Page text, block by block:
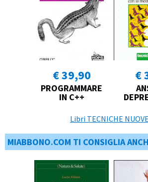
€ 39,90
PROGRAMMARE
IN C++
€
Libri TECNICHE
MIABBONO.COM TI CONSIGLIA